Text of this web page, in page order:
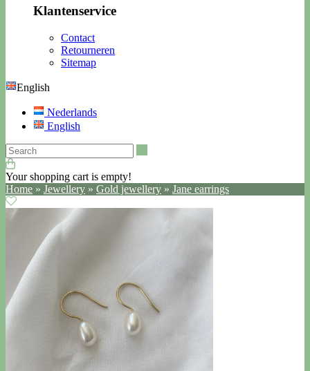
Klantenservice
Contact
Retourneren
Sitemap
English
Nederlands
English
Your shopping cart is empty!
Home » Jewellery » Gold jewellery » Jane earrings